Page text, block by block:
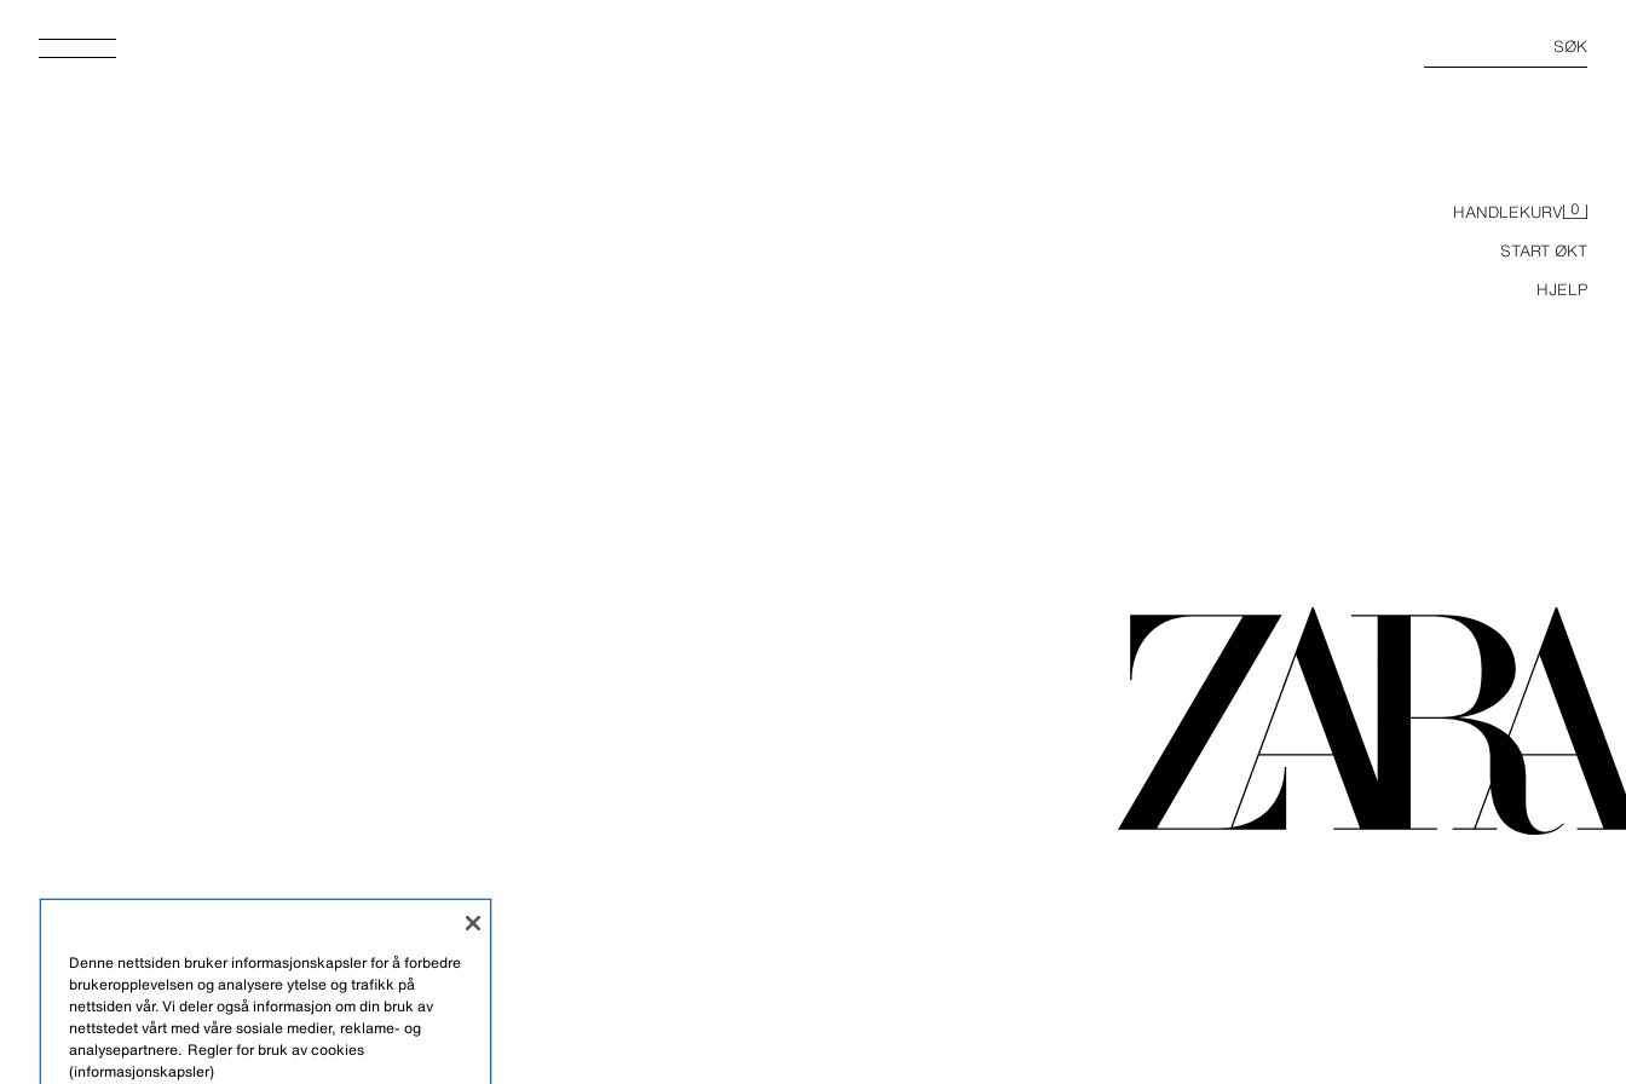
SØK
HANDLEKURV 0
START ØKT
HJELP
Denne nettsiden bruker informasjonskapsler for å forbedre
brukeropplevelsen og analysere ytelse og trafikk på
nettsiden vår. Vi deler også informasjon om din bruk av
nettstedet vårt med våre sosiale medier, reklame- og
analysepartnere. Regler for bruk av cookies
(informasjonskapsler)